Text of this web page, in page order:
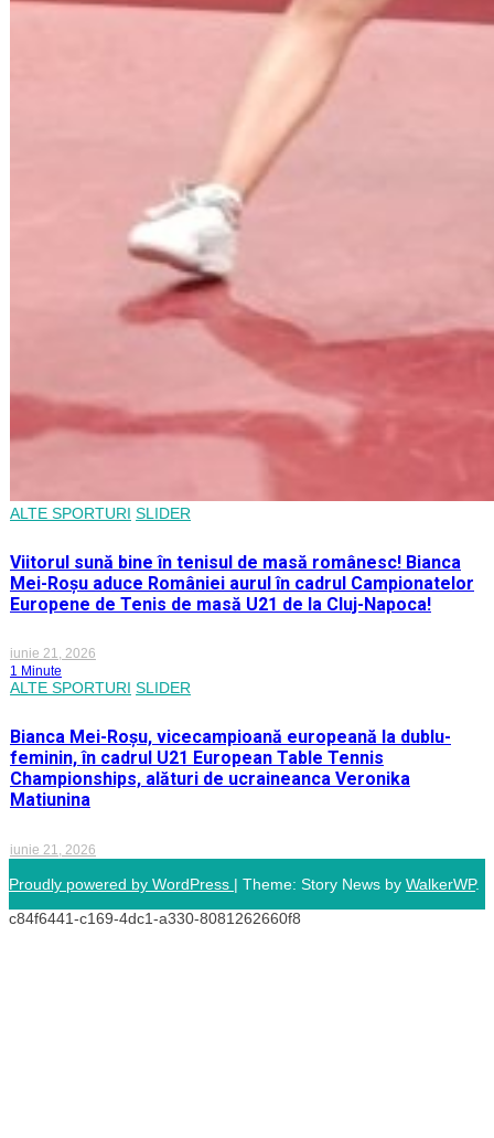
ALTE SPORTURI SLIDER
Viitorul sună bine în tenisul de masă românesc! Bianca
Mei-Roșu aduce României aurul în cadrul Campionatelor
Europene de Tenis de masă U21 de la Cluj-Napoca!
iunie 21, 2026
1 Minute
ALTE SPORTURI SLIDER
Bianca Mei-Roșu, vicecampioană europeană la dublu-
feminin, în cadrul U21 European Table Tennis
Championships, alături de ucraineanca Veronika
Matiunina
iunie 21, 2026
Proudly powered by WordPress | Theme: Story News by WalkerWP.
c84f6441-c169-4dc1-a330-8081262660f8